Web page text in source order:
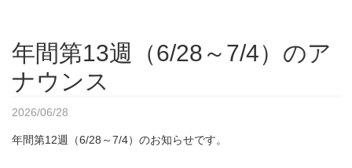
年間第13週（6/28～7/4）のア
ナウンス
2026/06/28
年間第12週（6/28～7/4）のお知らせです。